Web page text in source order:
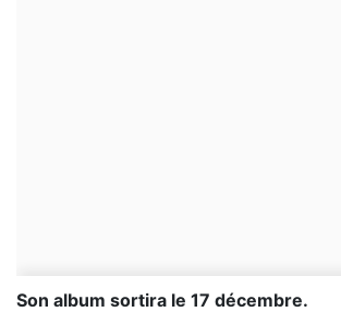
Son album sortira le 17 décembre.